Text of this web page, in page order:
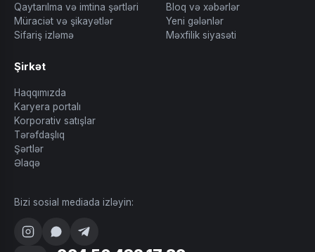
Qaytarılma və imtina şərtləri
Müraciət və şikayətlər
Sifariş izləmə
Bloq və xəbərlər
Yeni gələnlər
Məxfilik siyasəti
Şirkət
Haqqımızda
Karyera portalı
Korporativ satışlar
Tərəfdaşlıq
Şərtlər
Əlaqə
Bizi sosial mediada izləyin: